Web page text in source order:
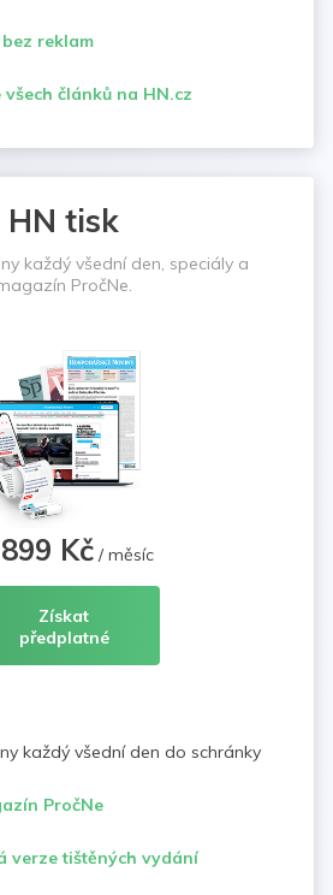
reklam
článků na HN.cz
HN tisk
každý všední den, speciály a
PročNe.
899 Kč/ měsíc
Získat
předplatné
každý všední den do schránky
PročNe
verze tištěných vydání